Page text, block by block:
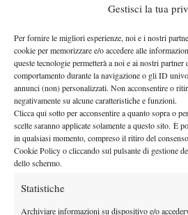
Gestisci la tua
Per fornire le migliori esperienze, noi e i nostri
cookie per memorizzare e/o accedere alle
queste tecnologie permetterà a noi e ai nostri
comportamento durante la navigazione o gli ID
annunci (non) personalizzati. Non acconsentire o
negativamente su alcune caratteristiche e funzioni.
Clicca qui sotto per acconsentire a quanto sopra o
scelte saranno applicate solamente a questo sito. È
in qualsiasi momento, compreso il ritiro del
Cookie Policy o cliccando sul pulsante di gestione
dello schermo.
Statistiche
Archiviare informazioni su dispositivo e/o
siciliano. Nel secondo set il nativo di
cariche sul rovescio di Cecchinato, il
commettere più errori. Il tiebreak del
argentino.
Infine, nel terzo set sembravano alte le
di un break maturato nel terzo game.
controllo l’italiano, e invece all’ottavo
controbreak di Diaz Acosta. 4-4. Da lì,
scoraggiato ha provato a lottare, ma
tiebreak decisivo, ha avuto la meglio.